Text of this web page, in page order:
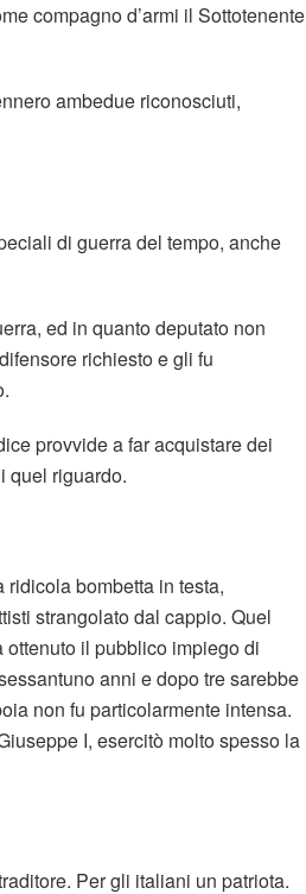
compagno d’armi il Sottotenente
ambedue riconosciuti,
di guerra del tempo, anche
ed in quanto deputato non
richiesto e gli fu
provvide a far acquistare dei
quel riguardo.
bombetta in testa,
strangolato dal cappio. Quel
il pubblico impiego di
anni e dopo tre sarebbe
non fu particolarmente intensa.
I, esercitò molto spesso la
Per gli italiani un patriota.